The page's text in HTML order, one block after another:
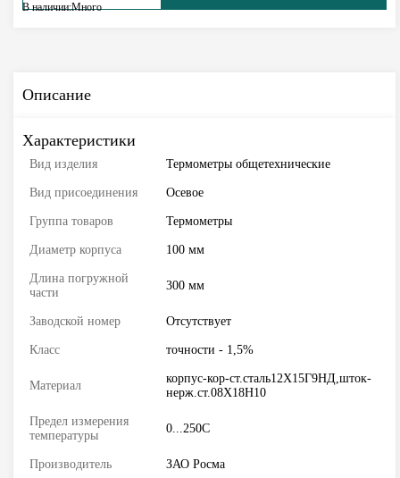
В наличии:Много
Описание
Характеристики
Вид изделия Термометры общетехнические
Вид присоединения Осевое
Группа товаров Термометры
Диаметр корпуса 100 мм
Длина погружной
части
300 мм
Заводской номер Отсутствует
Класс точности - 1,5%
Материал
корпус-кор-ст.сталь12Х15Г9НД,шток-
нерж.ст.08Х18Н10
Предел измерения
температуры
0...250C
Производитель ЗАО Росма